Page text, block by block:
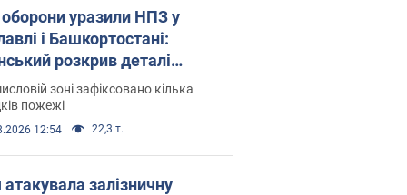
уразили НПЗ у
і Башкортостані:
розкрив деталі
операції. Фото і відео
зоні зафіксовано кілька
пожежі
12:54 22,3 т.
атакувала залізничну